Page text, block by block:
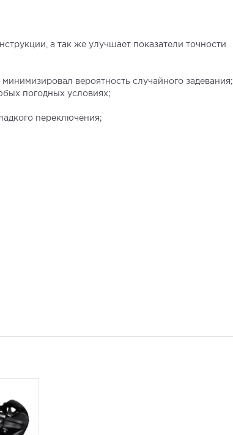
а так же улучшает показатели точности
вероятность случайного задевания;
погодных условиях;
переключения;